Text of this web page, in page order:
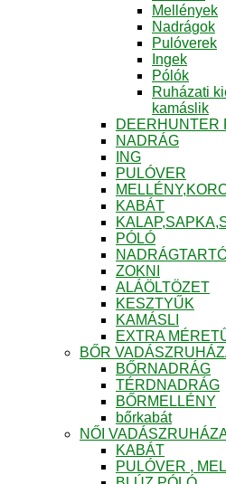
Mellények
Nadrágok
Pulóverek
Ingek
Pólók
Ruházati
kamáslik
DEERHUNTER
NADRÁG
ING
PULÓVER
KABÁT
PÓLÓ
ZOKNI
ALÁÖLTÖZET
KESZTYŰK
KAMÁSLI
EXTRA
BŐR
BŐRNADRÁG
TÉRDNADRÁG
BŐRMELLÉNY
bőrkabát
NŐI
KABÁT
PULÓVER ,